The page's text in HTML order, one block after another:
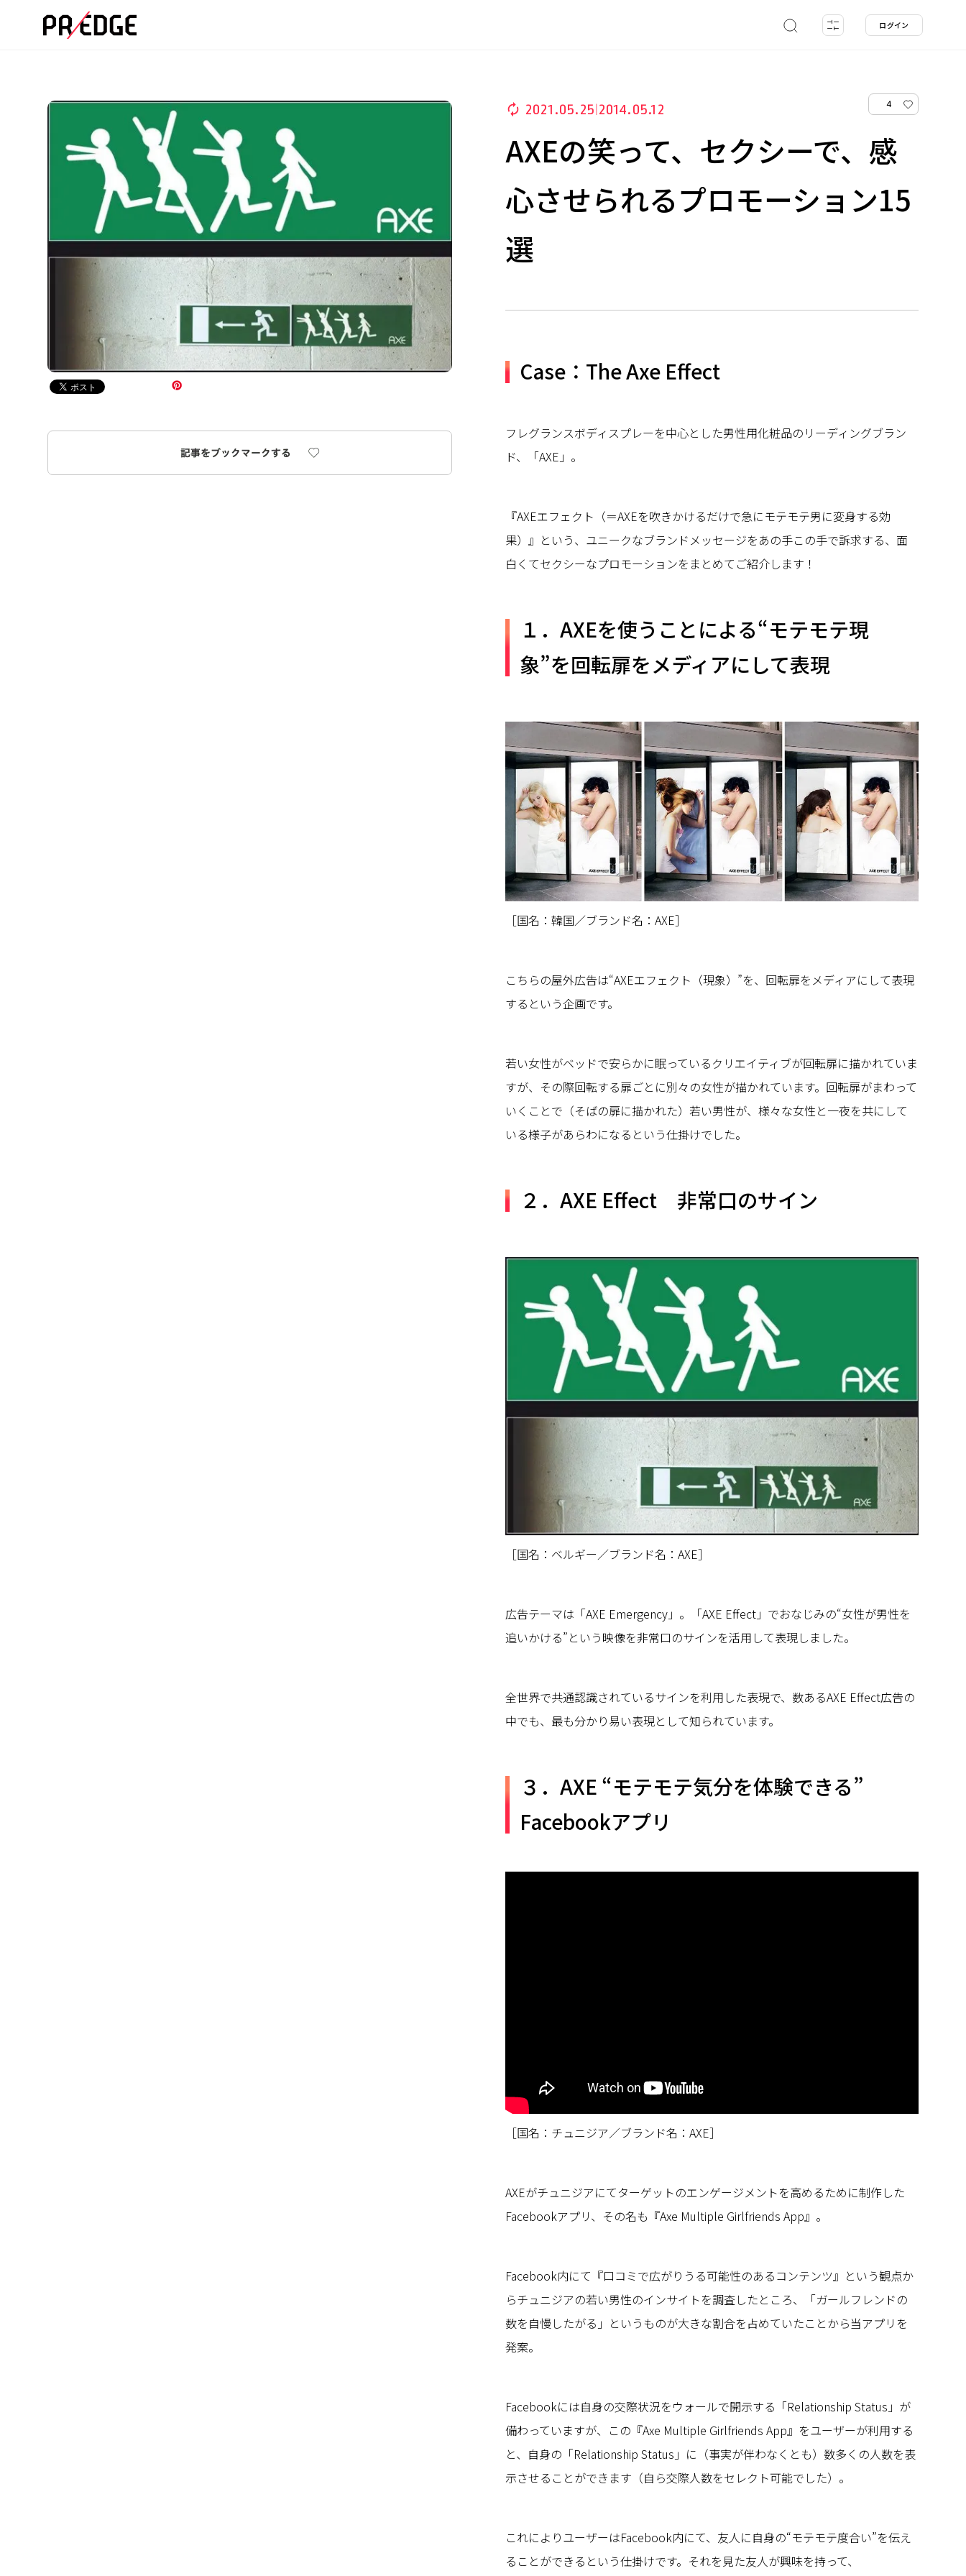
ログイン
2021.05.25 2014.05.12 4
AXEの笑って、セクシーで、感
心させられるプロモーション15
選
Case：The Axe Effect
フレグランスボディスプレーを中心とした男性用化粧品のリーディングブラン
ド、「AXE」。
『AXEエフェクト（＝AXEを吹きかけるだけで急にモテモテ男に変身する効
果）』という、ユニークなブランドメッセージをあの手この手で訴求する、面
白くてセクシーなプロモーションをまとめてご紹介します！
１．AXEを使うことによる“モテモテ現
象”を回転扉をメディアにして表現
［国名：韓国／ブランド名：AXE］
こちらの屋外広告は“AXEエフェクト（現象）”を、回転扉をメディアにして表現
するという企画です。
若い女性がベッドで安らかに眠っているクリエイティブが回転扉に描かれていま
すが、その際回転する扉ごとに別々の女性が描かれています。回転扉がまわって
いくことで（そばの扉に描かれた）若い男性が、様々な女性と一夜を共にして
いる様子があらわになるという仕掛けでした。
２．AXE Effect 非常口のサイン
［国名：ベルギー／ブランド名：AXE］
広告テーマは「AXE Emergency」。「AXE Effect」でおなじみの“女性が男性を
追いかける”という映像を非常口のサインを活用して表現しました。
全世界で共通認識されているサインを利用した表現で、数あるAXE Effect広告の
中でも、最も分かり易い表現として知られています。
３．AXE “モテモテ気分を体験できる”
Facebookアプリ
［国名：チュニジア／ブランド名：AXE］
AXEがチュニジアにてターゲットのエンゲージメントを高めるために制作した
Facebookアプリ、その名も『Axe Multiple Girlfriends App』。
Facebook内にて『口コミで広がりうる可能性のあるコンテンツ』という観点か
らチュニジアの若い男性のインサイトを調査したところ、「ガールフレンドの
数を自慢したがる」というものが大きな割合を占めていたことから当アプリを
発案。
Facebookには自身の交際状況をウォールで開示する「Relationship Status」が
備わっていますが、この『Axe Multiple Girlfriends App』をユーザーが利用する
と、自身の「Relationship Status」に（事実が伴わなくとも）数多くの人数を表
示させることができます（自ら交際人数をセレクト可能でした）。
これによりユーザーはFacebook内にて、友人に自身の“モテモテ度合い”を伝え
ることができるという仕掛けです。それを見た友人が興味を持って、